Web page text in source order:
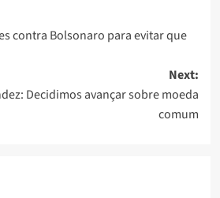
contra Bolsonaro para evitar que
Next:
Decidimos avançar sobre moeda
comum